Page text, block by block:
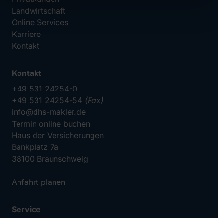
Landwirtschaft
Online Services
Karriere
Kontakt
Kontakt
+49 531 24254-0
+49 531 24254-54 (Fax)
info@dhs-makler.de
Termin online buchen
Haus der Versicherungen
Bankplatz 7a
38100 Braunschweig
Anfahrt planen
Service